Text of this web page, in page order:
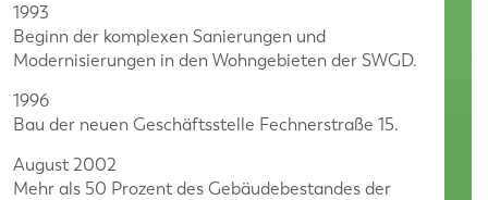
1993
Beginn der komplexen Sanierungen und
Modernisierungen in den Wohngebieten der SWGD.
1996
Bau der neuen Geschäftsstelle Fechnerstraße 15.
August 2002
Mehr als 50 Prozent des Gebäudebestandes der